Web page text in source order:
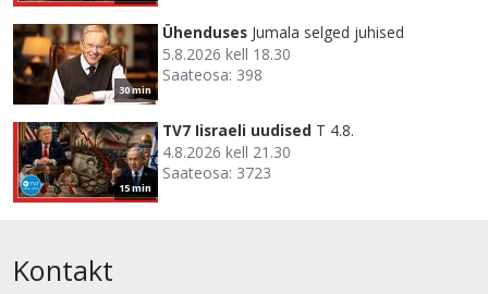
30 min
Ühenduses Jumala selged juhised
5.8.2026 kell 18.30
Saateosa: 398
15 min
TV7 Iisraeli uudised T 4.8.
4.8.2026 kell 21.30
Saateosa: 3723
Kontakt